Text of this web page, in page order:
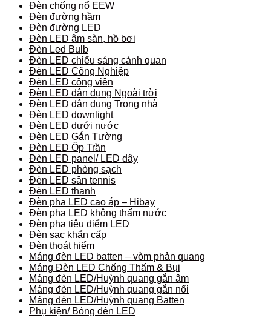
Đèn chống nổ EEW
Đèn đường hầm
Đèn đường LED
Đèn LED âm sàn, hồ bơi
Đèn Led Bulb
Đèn LED chiếu sáng cảnh quan
Đèn LED Công Nghiệp
Đèn LED công viên
Đèn LED dân dụng Ngoài trời
Đèn LED dân dụng Trong nhà
Đèn LED downlight
Đèn LED dưới nước
Đèn LED Gắn Tường
Đèn LED Ốp Trần
Đèn LED panel/ LED dây
Đèn LED phòng sạch
Đèn LED sân tennis
Đèn LED thanh
Đèn pha LED cao áp – Hibay
Đèn pha LED không thấm nước
Đèn pha tiêu điểm LED
Đèn sạc khẩn cấp
Đèn thoát hiểm
Máng đèn LED batten – vòm phản quang
Máng Đèn LED Chống Thấm & Bụi
Máng đèn LED/Huỳnh quang gắn âm
Máng đèn LED/Huỳnh quang gắn nổi
Máng đèn LED/Huỳnh quang Batten
Phụ kiện/ Bóng đèn LED